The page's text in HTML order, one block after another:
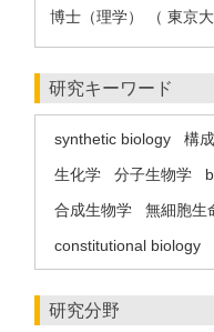
博士（理学） （ 東京大
研究キーワード
synthetic biology 構
生化学
分子生物学
合成生物学
無細胞生
constitutional biology
研究分野